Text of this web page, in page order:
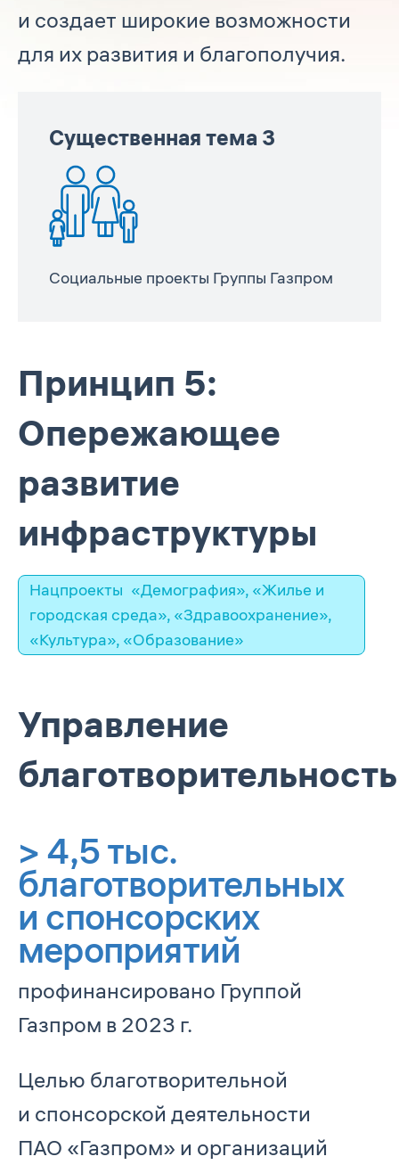
и создает широкие возможности
для их развития и благополучия.
Существенная тема 3
Социальные проекты Группы Газпром
Принцип 5:
Опережающее
развитие
инфраструктуры
Нацпроекты «Демография», «Жилье и
городская среда», «Здравоохранение»,
«Культура», «Образование»
Управление
> 4,5тыс.
благотворительных
и спонсорских
мероприятий
профинансировано Группой
Газпром в 2023 г.
Целью благотворительной
и спонсорской деятельности
ПАО «Газпром» и организаций